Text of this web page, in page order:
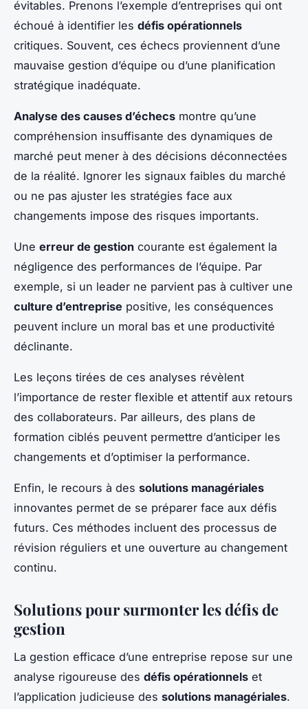
évitables. Prenons l’exemple d’entreprises qui ont
échoué à identifier les défis opérationnels
critiques. Souvent, ces échecs proviennent d’une
mauvaise gestion d’équipe ou d’une planification
stratégique inadéquate.
Analyse des causes d’échecs montre qu’une
compréhension insuffisante des dynamiques de
marché peut mener à des décisions déconnectées
de la réalité. Ignorer les signaux faibles du marché
ou ne pas ajuster les stratégies face aux
changements impose des risques importants.
Une erreur de gestion courante est également la
négligence des performances de l’équipe. Par
exemple, si un leader ne parvient pas à cultiver une
culture d’entreprise positive, les conséquences
peuvent inclure un moral bas et une productivité
déclinante.
Les leçons tirées de ces analyses révèlent
l’importance de rester flexible et attentif aux retours
des collaborateurs. Par ailleurs, des plans de
formation ciblés peuvent permettre d’anticiper les
changements et d’optimiser la performance.
Enfin, le recours à des solutions managériales
innovantes permet de se préparer face aux défis
futurs. Ces méthodes incluent des processus de
révision réguliers et une ouverture au changement
continu.
Solutions pour surmonter les défis de
gestion
La gestion efficace d’une entreprise repose sur une
analyse rigoureuse des défis opérationnels et
l’application judicieuse des solutions managériales.